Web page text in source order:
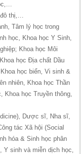
đô thị,…
Tâm lý học trong
học, Khoa học Y Sinh,
Khoa học Môi
học Địa chất Dầu
học biển, Vi sinh &
nhiên, Khoa học Thần
Khoa học Truyền thông,
Dược sĩ, Nha sĩ,
tác Xã hội (Social
hóa & Sinh học phân
Y sinh và miễn dịch học,